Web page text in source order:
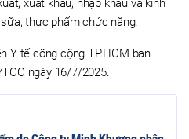
xuất khẩu, nhập khẩu và kinh
thực phẩm chức năng.
Y tế công cộng TP.HCM ban
ngày 16/7/2025.